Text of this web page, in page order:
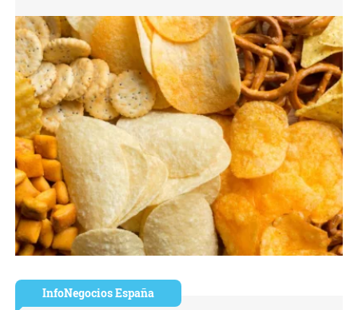
InfoNegocios España